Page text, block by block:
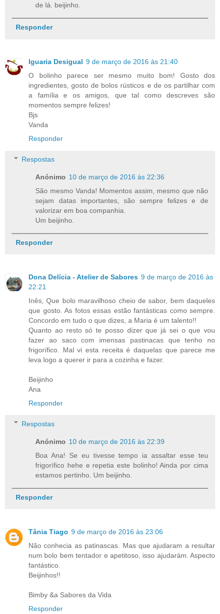
de lá. beijinho.
Responder
Iguaria Desigual 9 de março de 2016 às 21:40
O bolinho parece ser mesmo muito bom! Gosto dos
ingredientes, gosto de bolos rústicos e de os partilhar com
a família e os amigos, que tal como descreves são
momentos sempre felizes!
Bjs
Vanda
Responder
Respostas
Anónimo 10 de março de 2016 às 22:36
São mesmo Vanda! Momentos assim, mesmo que não
sejam datas importantes, são sempre felizes e de
valorizar em boa companhia.
Um beijinho.
Responder
Dona Delícia - Atelier de Sabores 9 de março de 2016 às
22:21
Inês, Que bolo maravilhoso cheio de sabor, bem daqueles
que gosto. As fotos essas estão fantásticas como sempre.
Concordo em tudo o que dizes, a Maria é um talento!!
Quanto ao resto só te posso dizer que já sei o que vou
fazer ao saco com imensas pastinacas que tenho no
frigorífico. Mal vi esta receita é daquelas que parece me
leva logo a querer ir para a cozinha e fazer.
Beijinho
Ana
Responder
Respostas
Anónimo 10 de março de 2016 às 22:39
Boa Ana! Se eu tivesse tempo ia assaltar esse teu
frigorífico hehe e repetia este bolinho! Ainda por cima
estamos pertinho. Um beijinho.
Responder
Tânia Tiago 9 de março de 2016 às 23:06
Não conhecia as patinascas. Mas que ajudaram a resultar
num bolo bem tentador e apetitoso, isso ajudarám. Aspecto
fantástico.
Beijinhos!!
Bimby &a Sabores da Vida
Responder